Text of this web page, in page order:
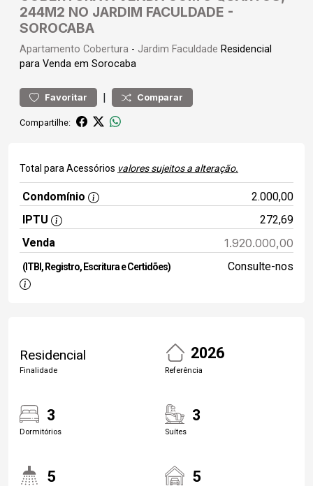
244M2 NO JARDIM FACULDADE -
SOROCABA
Apartamento Cobertura - Jardim Faculdade Residencial
para Venda em Sorocaba
Favoritar | Comparar
Compartilhe:
Total para Acessórios valores sujeitos a alteração.
Condomínio
2.000,00
IPTU
272,69
Venda
1.920.000,00
(ITBI, Registro, Escritura e Certidões) Consulte-nos
Residencial
Finalidade
2026
Referência
3
Dormitórios
3
Suítes
5 5